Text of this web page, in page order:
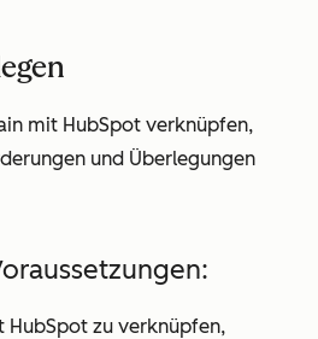
mit HubSpot verknüpfen,
und Überlegungen
HubSpot zu verknüpfen,